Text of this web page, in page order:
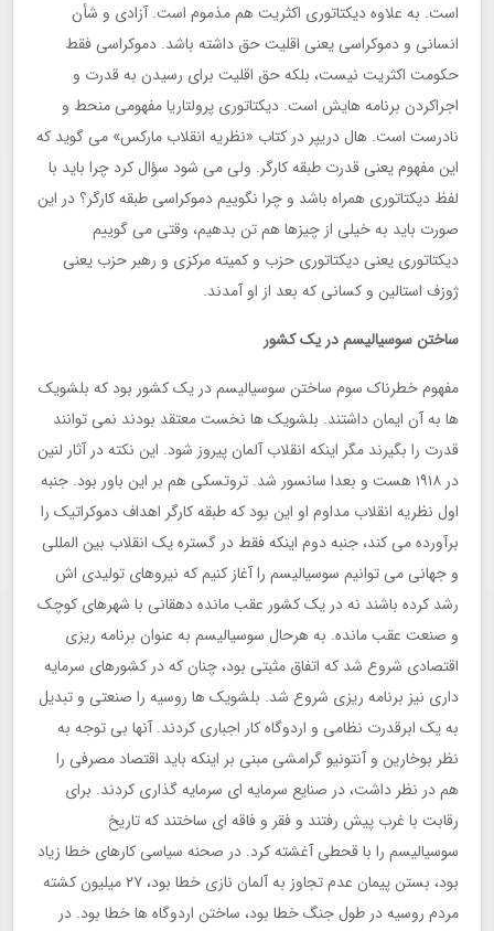
است. به علاوه دیکتاتوری اکثریت هم مذموم است. آزادی و شأن
انسانی و دموکراسی یعنی اقلیت حق داشته باشد. دموکراسی فقط
حکومت اکثریت نیست، بلکه حق اقلیت برای رسیدن به قدرت و
اجراکردن برنامه هایش است. دیکتاتوری پرولتاریا مفهومی منحط و
نادرست است. هال دریپر در کتاب «نظریه انقلاب مارکس» می گوید که
این مفهوم یعنی قدرت طبقه کارگر. ولی می شود سؤال کرد چرا باید با
لفظ دیکتاتوری همراه باشد و چرا نگوییم دموکراسی طبقه کارگر؟ در این
صورت باید به خیلی از چیزها هم تن بدهیم، وقتی می گوییم
دیکتاتوری یعنی دیکتاتوری حزب و کمیته مرکزی و رهبر حزب یعنی
ژوزف استالین و کسانی که بعد از او آمدند.
ساختن سوسیالیسم در یک کشور
مفهوم خطرناک سوم ساختن سوسیالیسم در یک کشور بود که بلشویک
ها به آن ایمان داشتند. بلشویک ها نخست معتقد بودند نمی توانند
قدرت را بگیرند مگر اینکه انقلاب آلمان پیروز شود. این نکته در آثار لنین
در ١٩١٨ هست و بعدا سانسور شد. تروتسکی هم بر این باور بود. جنبه
اول نظریه انقلاب مداوم او این بود که طبقه کارگر اهداف دموکراتیک را
برآورده می کند، جنبه دوم اینکه فقط در گستره یک انقلاب بین المللی
و جهانی می توانیم سوسیالیسم را آغاز کنیم که نیروهای تولیدی اش
رشد کرده باشند نه در یک کشور عقب مانده دهقانی با شهرهای کوچک
و صنعت عقب مانده. به هرحال سوسیالیسم به عنوان برنامه ریزی
اقتصادی شروع شد که اتفاق مثبتی بود، چنان که در کشورهای سرمایه
داری نیز برنامه ریزی شروع شد. بلشویک ها روسیه را صنعتی و تبدیل
به یک ابرقدرت نظامی و اردوگاه کار اجباری کردند. آنها بی توجه به
نظر بوخارین و آنتونیو گرامشی مبنی بر اینکه باید اقتصاد مصرفی را
هم در نظر داشت، در صنایع سرمایه ای سرمایه گذاری کردند. برای
رقابت با غرب پیش رفتند و فقر و فاقه ای ساختند که تاریخ
سوسیالیسم را با قحطی آغشته کرد. در صحنه سیاسی کارهای خطا زیاد
بود، بستن پیمان عدم تجاوز به آلمان نازی خطا بود، ٢٧ میلیون کشته
مردم روسیه در طول جنگ خطا بود، ساختن اردوگاه ها خطا بود. در